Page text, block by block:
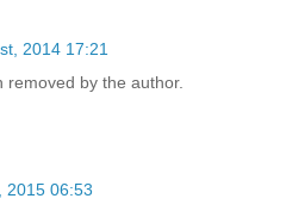
2014 17:21
by the author.
2015 06:53